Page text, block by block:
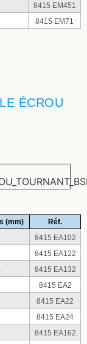
8415 EM451
8415 EM71
ÉCROU
(mm)
Réf.
8415 EA102
8415 EA122
8415 EA132
8415 EA2
8415 EA22
8415 EA24
8415 EA162